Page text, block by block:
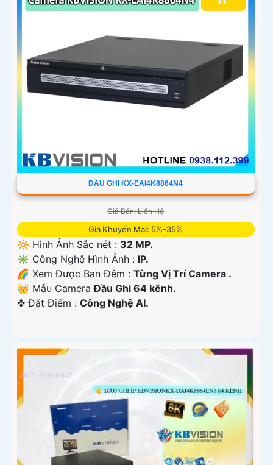
ĐẦU GHI KX-EAI4K8864N4
Giá Bán: Liên Hệ
Giá Khuyến Mại: 5%-35%
🔆 Hình Ảnh Sắc nét : 32 MP.
✳️ Công Nghệ Hình Ảnh : IP.
🌈 Xem Được Ban Đêm : Từng Vị Trí Camera .
👑 Mẫu CameraĐầu Ghi 64 kênh.
️✤ Đặt Điểm : Công Nghệ AI.